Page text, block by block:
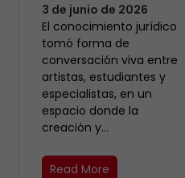
3 de junio de 2026
El conocimiento jurídico
tomó forma de
conversación viva entre
artistas, estudiantes y
especialistas, en un
espacio donde la
creación y…
Read More